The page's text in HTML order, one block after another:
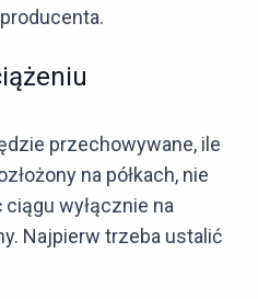
przechowywane, ile
na półkach, nie
wyłącznie na
Najpierw trzeba ustalić